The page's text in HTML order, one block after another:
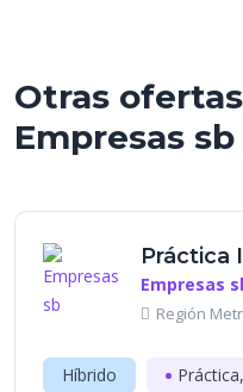
Otras
Empresas sb
Práctica
Empresas
Región
Híbrido